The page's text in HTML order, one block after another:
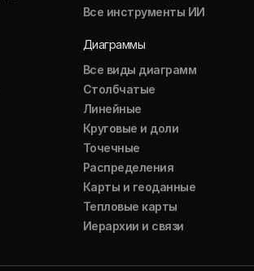
Все инструменты ИИ
Диаграммы
Все виды диаграмм
Столбчатые
Линейные
Круговые и доли
Точечные
Распределения
Карты и геоданные
Тепловые карты
Иерархии и связи